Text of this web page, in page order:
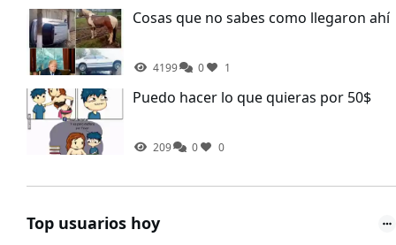
Cosas que no sabes como llegaron ahí
4199 0 1
Puedo hacer lo que quieras por 50$
209 0 0
Top usuarios hoy